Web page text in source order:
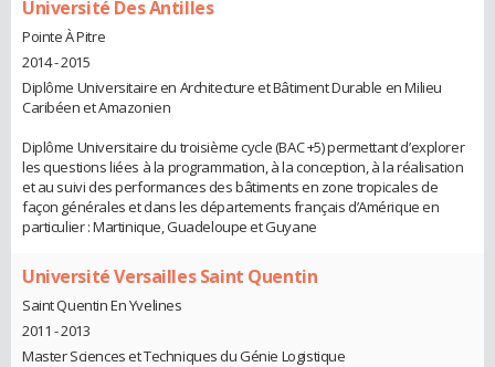
Université Des Antilles
Pointe À Pitre
2014 - 2015
Diplôme Universitaire en Architecture et Bâtiment Durable en Milieu
Caribéen et Amazonien
Diplôme Universitaire du troisième cycle (BAC +5) permettant d’explorer
les questions liées à la programmation, à la conception, à la réalisation
et au suivi des performances des bâtiments en zone tropicales de
façon générales et dans les départements français d’Amérique en
particulier : Martinique, Guadeloupe et Guyane
Université Versailles Saint Quentin
Saint Quentin En Yvelines
2011 - 2013
Master Sciences et Techniques du Génie Logistique